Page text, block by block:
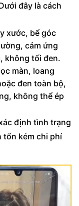
đây là cách
xước, bể góc
cảm ứng
không tối đen.
màn, loang
đen toàn bộ,
không thể ép
định tình trạng
tốn kém chi phí